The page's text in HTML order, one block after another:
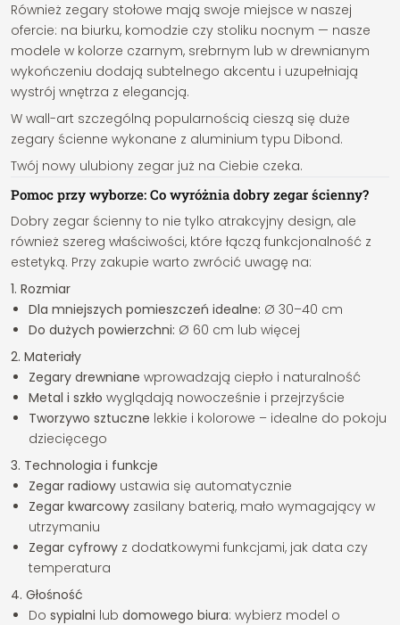
Również zegary stołowe mają swoje miejsce w naszej
ofercie: na biurku, komodzie czy stoliku nocnym — nasze
modele w kolorze czarnym, srebrnym lub w drewnianym
wykończeniu dodają subtelnego akcentu i uzupełniają
wystrój wnętrza z elegancją.
W wall-art szczególną popularnością cieszą się duże
zegary ścienne wykonane z aluminium typu Dibond.
Twój nowy ulubiony zegar już na Ciebie czeka.
Pomoc przy wyborze: Co wyróżnia dobry zegar ścienny?
Dobry zegar ścienny to nie tylko atrakcyjny design, ale
również szereg właściwości, które łączą funkcjonalność z
estetyką. Przy zakupie warto zwrócić uwagę na:
1. Rozmiar
Dla mniejszych pomieszczeń idealne: Ø 30–40 cm
Do dużych powierzchni: Ø 60 cm lub więcej
2. Materiały
Zegary drewniane wprowadzają ciepło i naturalność
Metal i szkło wyglądają nowocześnie i przejrzyście
Tworzywo sztuczne lekkie i kolorowe – idealne do pokoju
dziecięcego
3. Technologia i funkcje
Zegar radiowy ustawia się automatycznie
Zegar kwarcowy zasilany baterią, mało wymagający w
utrzymaniu
Zegar cyfrowy z dodatkowymi funkcjami, jak data czy
temperatura
4. Głośność
Do sypialni lub domowego biura: wybierz model o